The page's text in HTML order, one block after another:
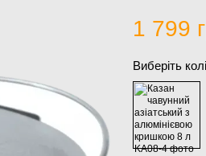
1 799
Виберіть